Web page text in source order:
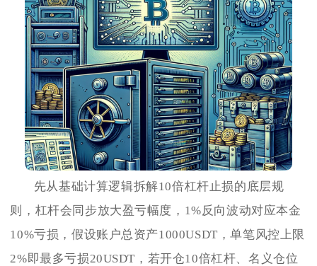
先从基础计算逻辑拆解10倍杠杆止损的底层规
则，杠杆会同步放大盈亏幅度，1%反向波动对应本金
10%亏损，假设账户总资产1000USDT，单笔风控上限
2%即最多亏损20USDT，若开仓10倍杠杆、名义仓位